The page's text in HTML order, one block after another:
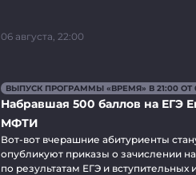
06 августа, 22:00
ВЫПУСК ПРОГРАММЫ «ВРЕМЯ» В 21:00 ОТ
Набравшая 500 баллов на ЕГЭ
МФТИ
Вот-вот вчерашние абитуриенты
опубликуют приказы о зачислении
по результатам ЕГЭ и